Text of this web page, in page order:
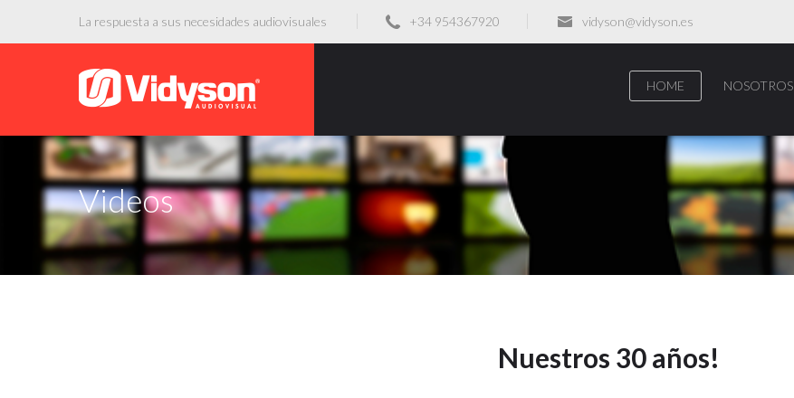
La respuesta a sus necesidades audiovisuales +34 954367920 vidyson@vidyson.es
HOME NOSOTROS
Videos
Nuestros 30 años!